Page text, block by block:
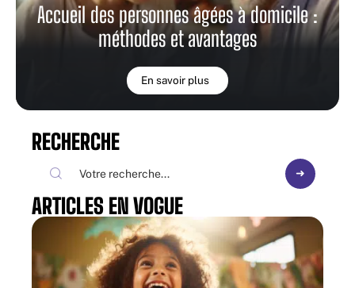
Accueil des personnes âgées à domicile :
méthodes et avantages
En savoir plus
RECHERCHE
ARTICLES EN VOGUE